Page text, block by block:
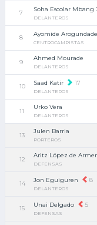
7 Soha Escolar Mbang
DELANTEROS
8 Ayomide
CENTROCAMPISTAS
9
Ahmed Mourade
DELANTEROS
10 Saad Katir 17
DELANTEROS
11
Urko Vera
DELANTEROS
13
Julen Barria
PORTEROS
12
Aritz López de
DEFENSAS
14 Jon Eguiguren 8
DELANTEROS
15 Unai Delgado 5
DEFENSAS